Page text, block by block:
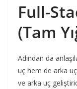
Full-
(Tam
Adından da
uç hem de arka
ve arka uç